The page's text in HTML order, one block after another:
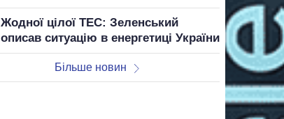
Жодної цілої ТЕС: Зеленський
описав ситуацію в енергетиці України
Більше новин